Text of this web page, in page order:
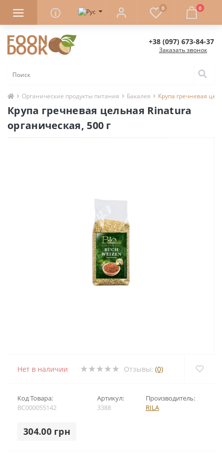
0 0
+38 (097) 673-84-37
Заказать звонок
Органические продукты питания Бакалея Крупа гречневая
Крупа гречневая цельная Rinatura
органическая, 500 г
Нет в наличии Отзывы: (0)
Код Товара:
BC000055142
Артикул:
3388
Производитель:
RILA
304.00 грн